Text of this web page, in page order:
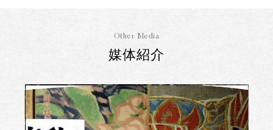
Other Media
媒体紹介